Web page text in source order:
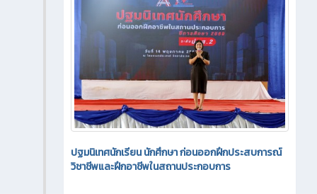
ปฐมนิเทศนักเรียน นักศึกษา ก่อนออกฝึกประสบการณ์
วิชาชีพและฝึกอาชีพในสถานประกอบการ